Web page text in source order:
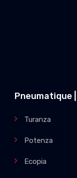
Pneumatique
Turanza
Potenza
Ecopia